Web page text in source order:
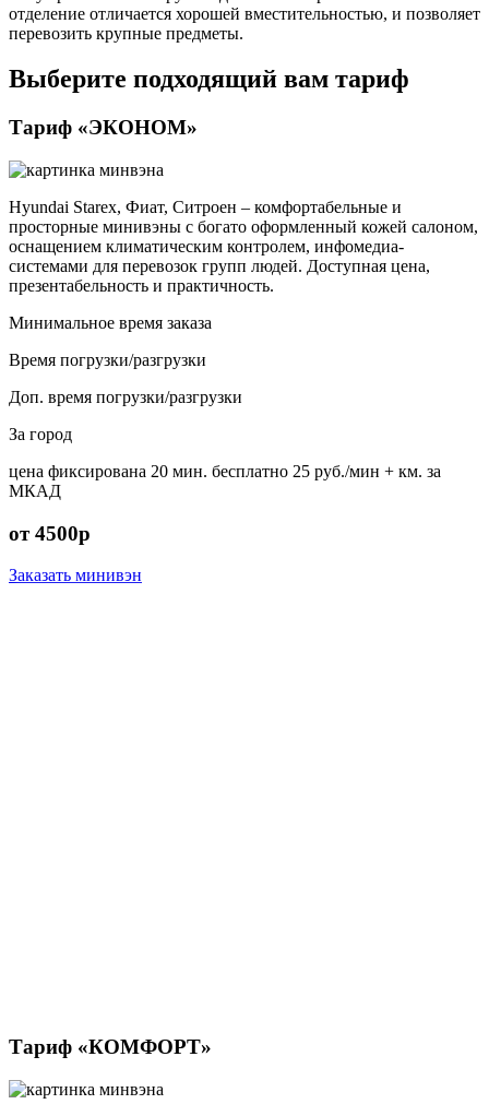
отделение отличается хорошей вместительностью, и позволяет
перевозить крупные предметы.
Выберите подходящий вам тариф
Тариф «ЭКОНОМ»
Hyundai Starex, Фиат, Ситроен – комфортабельные и
просторные минивэны с богато оформленный кожей салоном,
оснащением климатическим контролем, инфомедиа-
системами для перевозок групп людей. Доступная цена,
презентабельность и практичность.
Минимальное время заказа
Время погрузки/разгрузки
Доп. время погрузки/разгрузки
За город
цена фиксирована 20 мин. бесплатно 25 руб./мин + км. за
МКАД
от 4500р
Заказать минивэн
Тариф «КОМФОРТ»